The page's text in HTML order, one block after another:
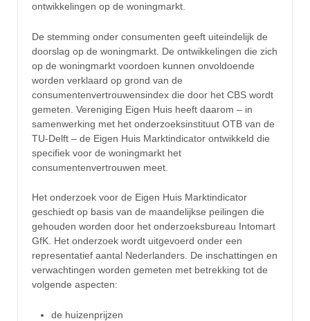
ontwikkelingen op de woningmarkt.
De stemming onder consumenten geeft uiteindelijk de
doorslag op de woningmarkt. De ontwikkelingen die zich
op de woningmarkt voordoen kunnen onvoldoende
worden verklaard op grond van de
consumentenvertrouwensindex die door het CBS wordt
gemeten. Vereniging Eigen Huis heeft daarom – in
samenwerking met het onderzoeksinstituut OTB van de
TU-Delft – de Eigen Huis Marktindicator ontwikkeld die
specifiek voor de woningmarkt het
consumentenvertrouwen meet.
Het onderzoek voor de Eigen Huis Marktindicator
geschiedt op basis van de maandelijkse peilingen die
gehouden worden door het onderzoeksbureau Intomart
GfK. Het onderzoek wordt uitgevoerd onder een
representatief aantal Nederlanders. De inschattingen en
verwachtingen worden gemeten met betrekking tot de
volgende aspecten:
de huizenprijzen